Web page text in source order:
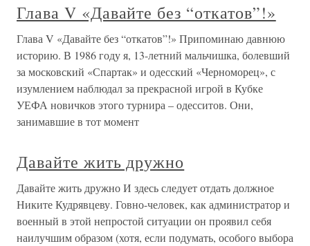
Глава V «Давайте без “откатов”!»
Глава V «Давайте без “откатов”!» Припоминаю давнюю
историю. В 1986 году я, 13-летний мальчишка, болевший
за московский «Спартак» и одесский «Черноморец», с
изумлением наблюдал за прекрасной игрой в Кубке
УЕФА новичков этого турнира – одесситов. Они,
занимавшие в тот момент
Давайте жить дружно
Давайте жить дружно И здесь следует отдать должное
Никите Кудрявцеву. Говно-человек, как администратор и
военный в этой непростой ситуации он проявил себя
наилучшим образом (хотя, если подумать, особого выбора